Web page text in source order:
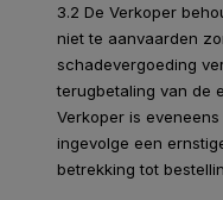
3.2 De Verkoper
niet te aanvaarden
schadevergoeding
terugbetaling van de
Verkoper is
ingevolge een
betrekking tot